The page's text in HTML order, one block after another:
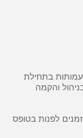
בתחילת
והקמה
לפנות בטופס